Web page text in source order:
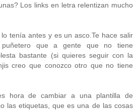
Los links en letra relentizan mucho
tenía antes y es un asco.Te hace salir
que a gente que no tiene
bastante (si quieres seguir con la
creo que conozco otro que no tiene
hora de cambiar a una plantilla de
las etiquetas, que es una de las cosas